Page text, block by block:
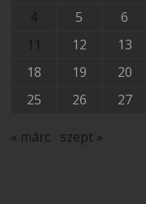
4
5 6
11
12 13
18
19 20
25
26 27
« márc szept »